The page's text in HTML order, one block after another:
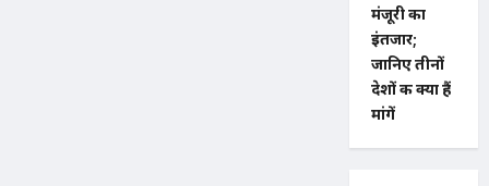
मंजूरी का
इंतजार;
जानिए तीनों
देशों की क्या हैं
मांगें